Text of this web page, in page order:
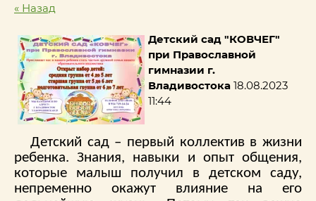
« Назад
Детский сад "КОВЧЕГ"
при Православной
гимназии г.
Владивостока 18.08.2023
11:44
Детский сад – первый коллектив в жизни
ребенка. Знания, навыки и опыт общения,
которые малыш получил в детском саду,
непременно окажут влияние на его